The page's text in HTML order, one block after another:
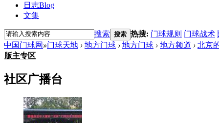
日志Blog
文集
搜索 搜索 热搜: 门球规则 门球战术
中国门球网 »门球天地 › 地方门球 › 地方门球 › 地方频道 › 北京
版主专区
社区广播台